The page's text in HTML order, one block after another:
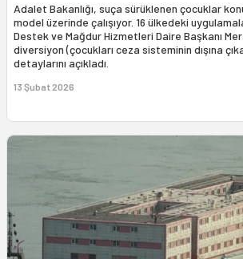
Adalet Bakanlığı, suça sürüklenen çocuklar
model üzerinde çalışıyor. 16 ülkedeki
Destek ve Mağdur Hizmetleri Daire Başkanı
diversiyon (çocukları ceza sisteminin dışına
detaylarını açıkladı.
13 Şubat 2026